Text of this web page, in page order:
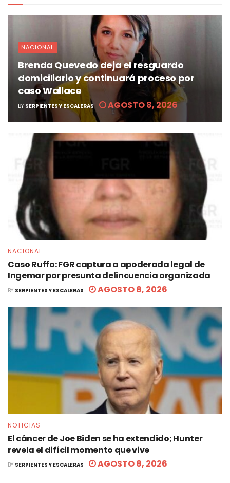
NACIONAL
Brenda Quevedo deja el resguardo
domiciliario y continuará proceso por
caso Wallace
BY SERPIENTES Y ESCALERAS AGOSTO 8, 2026
NACIONAL
Caso Ruffo: FGR captura a apoderada legal de
Ingemar por presunta delincuencia organizada
BY SERPIENTES Y ESCALERAS AGOSTO 8, 2026
NOTICIAS
El cáncer de Joe Biden se ha extendido; Hunter
revela el difícil momento que vive
BY SERPIENTES Y ESCALERAS AGOSTO 8, 2026